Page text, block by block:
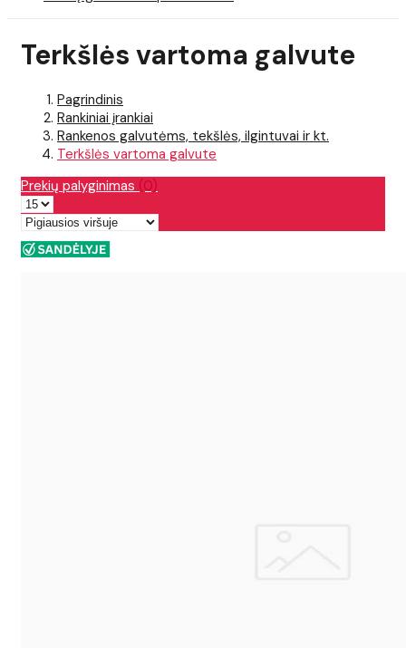
Terkšlės vartoma galvute
Pagrindinis
Rankiniai įrankiai
Rankenos galvutėms, tekšlės, ilgintuvai ir kt.
Terkšlės vartoma galvute
Prekių palyginimas (0)